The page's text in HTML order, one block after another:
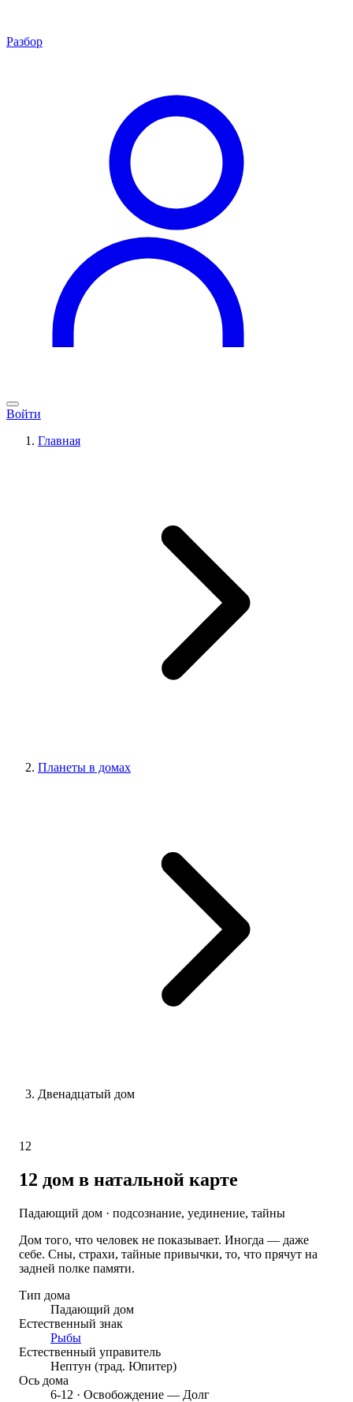
Разбор
Войти
Главная
Планеты в домах
Двенадцатый дом
12
12 дом в натальной карте
Падающий дом · подсознание, уединение, тайны
Дом того, что человек не показывает. Иногда — даже
себе. Сны, страхи, тайные привычки, то, что прячут на
задней полке памяти.
Тип дома
Падающий дом
Естественный знак
Рыбы
Естественный управитель
Нептун (трад. Юпитер)
Ось дома
6-12 · Освобождение — Долг